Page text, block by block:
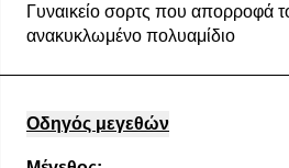
Γυναικείο σορτς που απορροφά
ανακυκλωμένο πολυαμίδιο
Οδηγός μεγεθών